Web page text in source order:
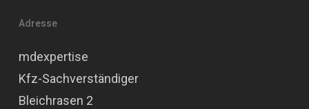
Adresse
mdexpertise
Kfz-Sachverständiger
Bleichrasen 2